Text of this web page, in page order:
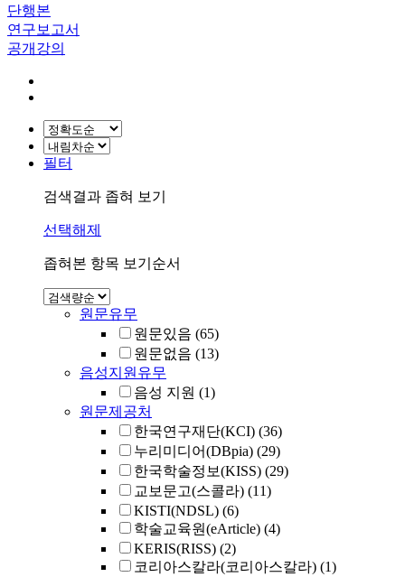
단행본
연구보고서
공개강의
필터
검색결과 좁혀 보기
선택해제
좁혀본 항목 보기순서
원문유무
원문있음 (65)
원문없음 (13)
음성지원유무
음성 지원 (1)
원문제공처
한국연구재단(KCI) (36)
누리미디어(DBpia) (29)
한국학술정보(KISS) (29)
교보문고(스콜라) (11)
KISTI(NDSL) (6)
학술교육원(eArticle) (4)
KERIS(RISS) (2)
코리아스칼라(코리아스칼라) (1)